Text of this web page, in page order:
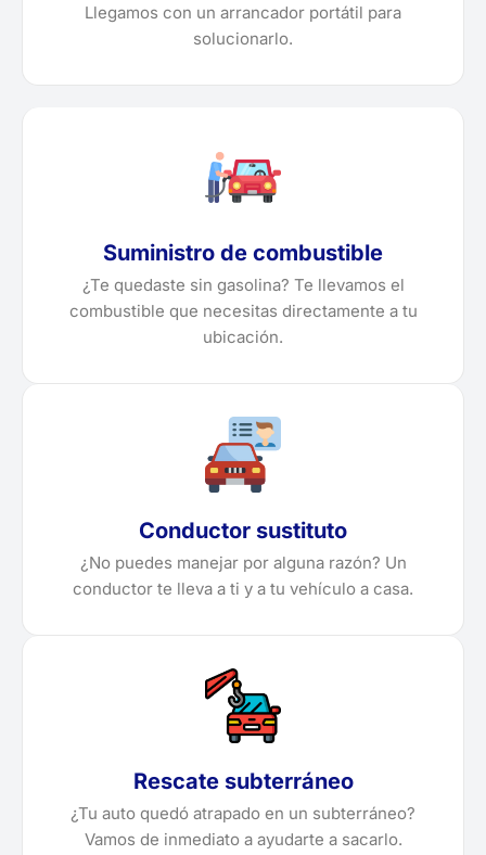
Llegamos con un arrancador portátil para
solucionarlo.
Suministro de combustible
¿Te quedaste sin gasolina? Te llevamos el
combustible que necesitas directamente a tu
ubicación.
Conductor sustituto
¿No puedes manejar por alguna razón? Un
conductor te lleva a ti y a tu vehículo a casa.
Rescate subterráneo
¿Tu auto quedó atrapado en un subterráneo?
Vamos de inmediato a ayudarte a sacarlo.